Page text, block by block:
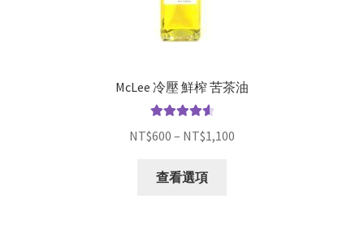
McLee 冷壓 鮮榨 苦茶油
NT$600 – NT$1,100
查看選項